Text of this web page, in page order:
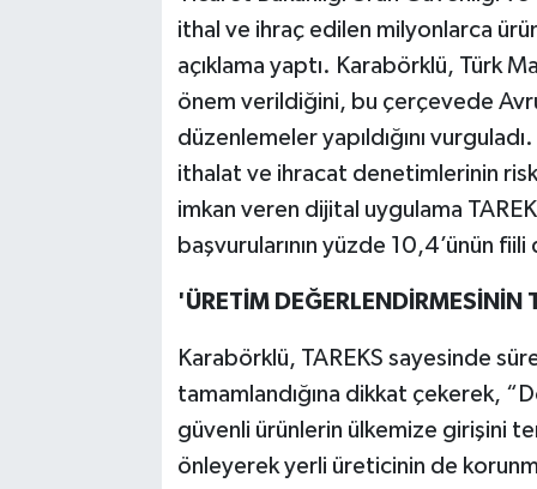
ithal ve ihraç edilen milyonlarca
açıklama yaptı. Karabörklü, Türk
önem verildiğini, bu çerçevede
düzenlemeler yapıldığını
ithalat ve ihracat denetimlerinin
imkan veren dijital uygulama
başvurularının yüzde 10,4’ünün
'ÜRETİM DEĞERLENDİRMESİNİN
Karabörklü, TAREKS sayesinde
tamamlandığına dikkat çekerek,
güvenli ürünlerin ülkemize girişini
önleyerek yerli üreticinin de